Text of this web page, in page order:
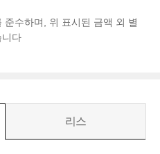
수하며, 위 표시된 금액 외 별
니다
리스